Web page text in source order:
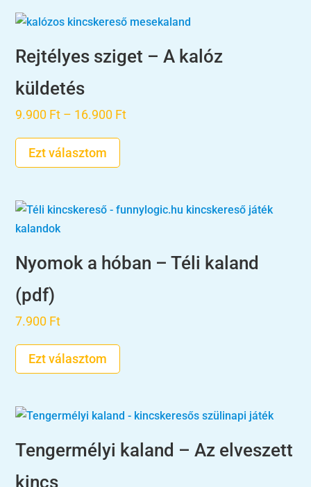
Rejtélyes sziget – A kalóz
küldetés
9.900 Ft – 16.900 FtÁrtartomány:
Ezt választom
Nyomok a hóban – Téli kaland
(pdf)
7.900 Ft
Ezt választom
Tengermélyi kaland – Az elveszett
kincs